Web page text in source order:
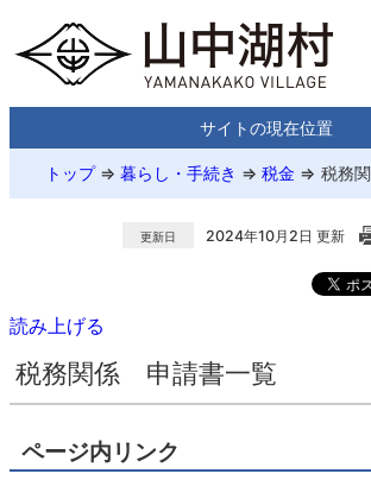
サイトの現在位置
トップ⇒ 暮らし・手続き ⇒ 税金 ⇒ 税務
更新日 2024年10月2日 更新
読み上げる
税務関係 申請書一覧
ページ内リンク